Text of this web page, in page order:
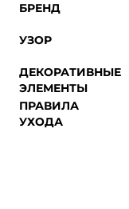
БРЕНД
УЗОР
ДЕКОРАТИВНЫЕ
ЭЛЕМЕНТЫ
ПРАВИЛА
УХОДА